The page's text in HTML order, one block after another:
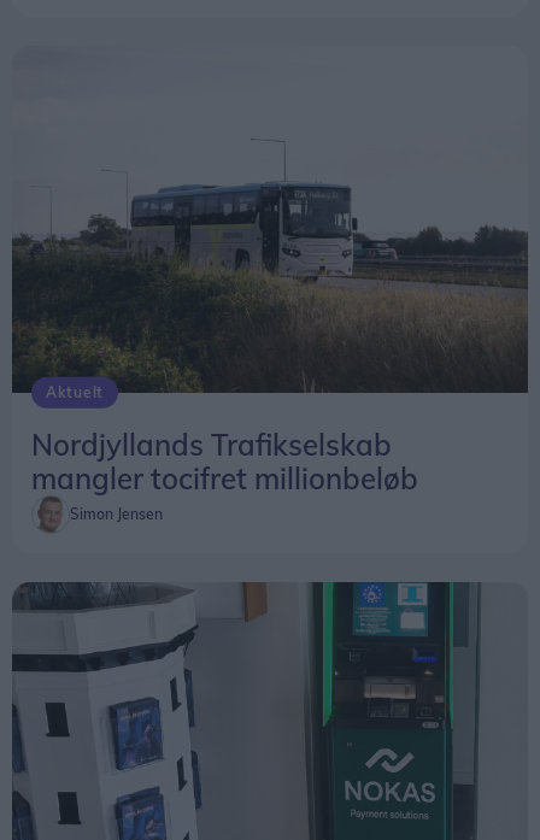
Aktuelt
Nordjyllands Trafikselskab
mangler tocifret millionbeløb
Simon Jensen